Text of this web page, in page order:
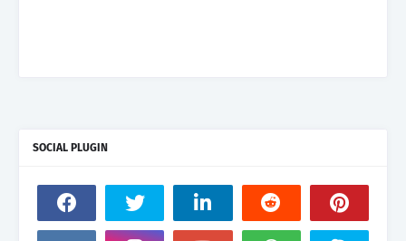
SOCIAL PLUGIN